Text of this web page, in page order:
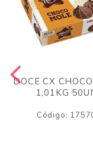
DOCE CX
1,01KG
Código: